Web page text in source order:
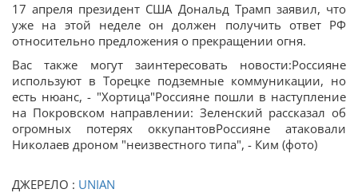
17 апреля президент США Дональд Трамп заявил, что
уже на этой неделе он должен получить ответ РФ
относительно предложения о прекращении огня.
Вас также могут заинтересовать новости:Россияне
используют в Торецке подземные коммуникации, но
есть нюанс, - "Хортица"Россияне пошли в наступление
на Покровском направлении: Зеленский рассказал об
огромных потерях оккупантовРоссияне атаковали
Николаев дроном "неизвестного типа", - Ким (фото)
ДЖЕРЕЛО : UNIAN